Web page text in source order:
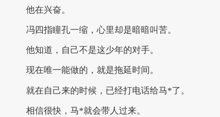
他在兴奋。
冯四指瞳孔一缩，心里却是暗暗叫苦。
他知道，自己不是这少年的对手。
现在唯一能做的，就是拖延时间。
就在自己来的时候，已经打电话给马*了。
相信很快，马*就会带人过来。